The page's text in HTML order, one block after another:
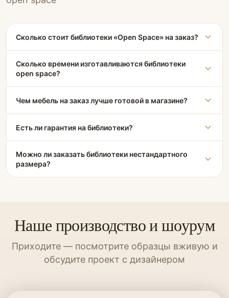
Сколько стоит библиотеки «Open Space» на заказ?
Сколько времени изготавливаются библиотеки
open space?
Чем мебель на заказ лучше готовой в магазине?
Есть ли гарантия на библиотеки?
Можно ли заказать библиотеки нестандартного
размера?
Наше производство и шоурум
Приходите — посмотрите образцы вживую и
обсудите проект с дизайнером